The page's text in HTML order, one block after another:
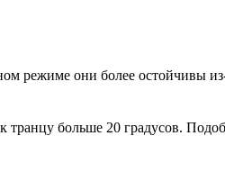
режиме они более остойчивы из-
больше 20 градусов.